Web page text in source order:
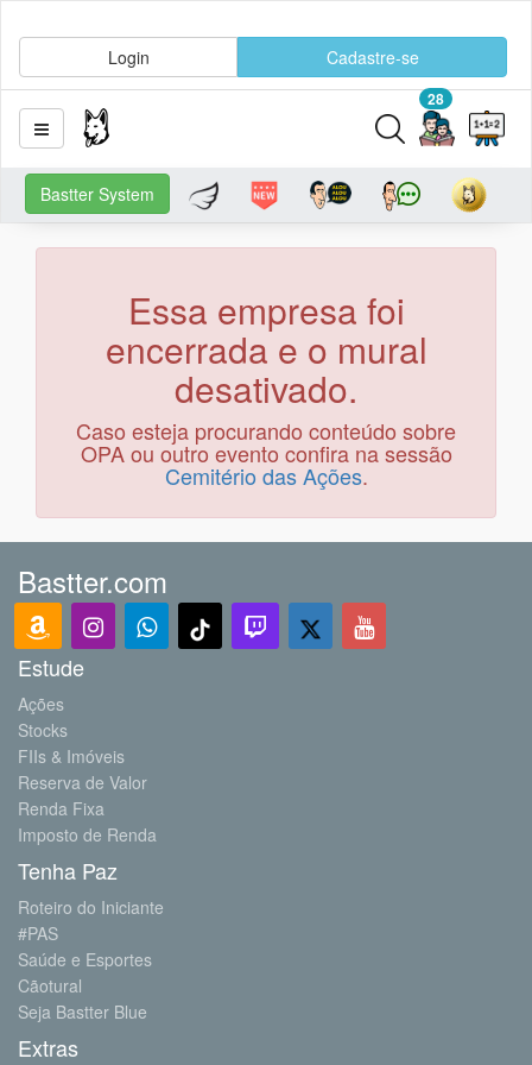
Login Cadastre-se
28
Bastter System
Essa empresa foi
encerrada e o mural
desativado.
Caso esteja procurando conteúdo sobre
OPA ou outro evento confira na sessão
Cemitério das Ações.
Bastter.com
Estude
Ações
Stocks
FIIs & Imóveis
Reserva de Valor
Renda Fixa
Imposto de Renda
Tenha Paz
Roteiro do Iniciante
#PAS
Saúde e Esportes
Cãotural
Seja Bastter Blue
Extras